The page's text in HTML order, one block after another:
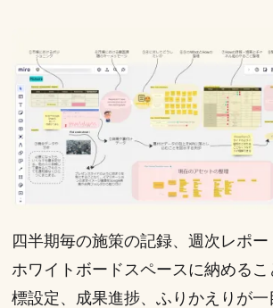
四半期毎の施策の記録、週次レポ
ホワイトボードスペースに納めるこ
標設定、成果進捗、ふりかえりが